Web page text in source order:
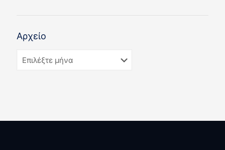
Αρχείο